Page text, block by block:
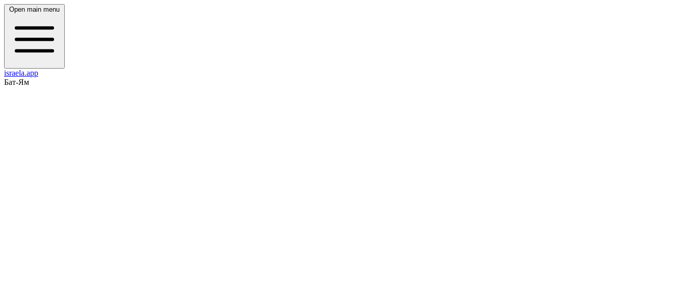
Open main menu
israela.app
Бат-Ям